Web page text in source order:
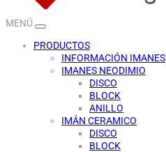
MENÚ
PRODUCTOS
INFORMACIÓN IMANES
IMANES NEODIMIO
DISCO
BLOCK
ANILLO
IMÁN CERAMICO
DISCO
BLOCK